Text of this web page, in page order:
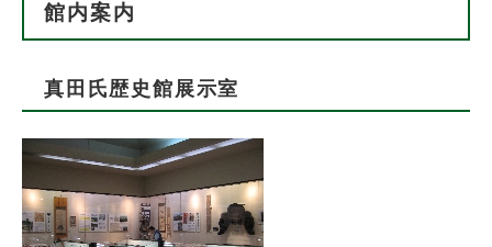
館内案内
真田氏歴史館展示室